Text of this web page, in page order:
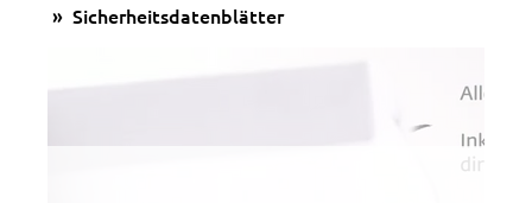
Sicherheitsdatenblätter